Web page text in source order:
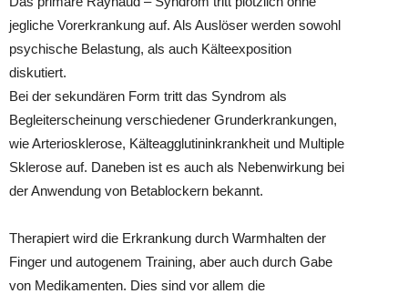
jegliche Vorerkrankung auf. Als Auslöser werden sowohl
psychische Belastung, als auch Kälteexposition
diskutiert.
Bei der sekundären Form tritt das Syndrom als
Begleiterscheinung verschiedener Grunderkrankungen,
wie Arteriosklerose, Kälteagglutininkrankheit und Multiple
Sklerose auf. Daneben ist es auch als Nebenwirkung bei
der Anwendung von Betablockern bekannt.
Therapiert wird die Erkrankung durch Warmhalten der
Finger und autogenem Training, aber auch durch Gabe
von Medikamenten. Dies sind vor allem die